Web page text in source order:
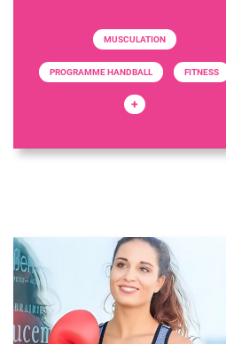
MUSCULATION
PROGRAMME HANDBALL FITNESS
+